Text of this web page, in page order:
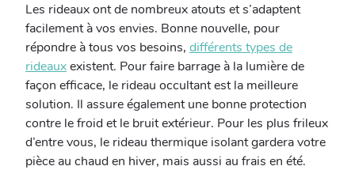
Les rideaux ont de nombreux atouts et s’adaptent
facilement à vos envies. Bonne nouvelle, pour
répondre à tous vos besoins, différents types de
rideauxexistent. Pour faire barrage à la lumière de
façon efficace, le rideau occultant est la meilleure
solution. Il assure également une bonne protection
contre le froid et le bruit extérieur. Pour les plus frileux
d’entre vous, le rideau thermique isolant gardera votre
pièce au chaud en hiver, mais aussi au frais en été.